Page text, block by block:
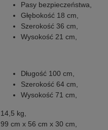
Pasy bezpieczeństwa,
Głębokość 18 cm,
Szerokość 36 cm,
Wysokość 21 cm,
Długość 100 cm,
Szerokość 64 cm,
Wysokość 71 cm,
14,5 kg,
99 cm x 56 cm x 30 cm,